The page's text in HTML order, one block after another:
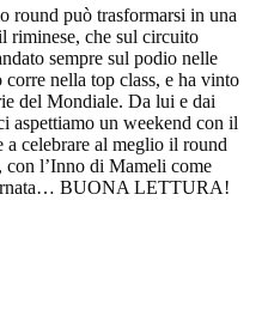
round può trasformarsi in una
riminese, che sul circuito
sempre sul podio nelle
nella top class, e ha vinto
del Mondiale. Da lui e dai
aspettiamo un weekend con il
celebrare al meglio il round
l’Inno di Mameli come
BUONA LETTURA!